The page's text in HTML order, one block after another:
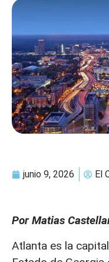
junio 9, 2026 El
Por Matias
Atlanta es la